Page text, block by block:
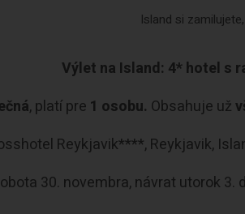
Island si
Výlet na Island: 4* hotel s
, platí pre 1 osobu. Obsahuje už
Reykjavik****, Reykjavik,
30. novembra, návrat utorok 3.